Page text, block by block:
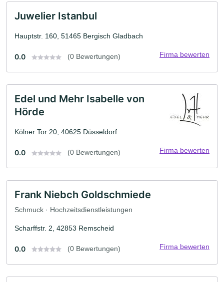
Juwelier Istanbul
Hauptstr. 160, 51465 Bergisch Gladbach
0.0 (0 Bewertungen) Firma bewerten
Edel und Mehr Isabelle von
Hörde
Kölner Tor 20, 40625 Düsseldorf
0.0 (0 Bewertungen) Firma bewerten
Frank Niebch Goldschmiede
Schmuck · Hochzeitsdienstleistungen
Scharffstr. 2, 42853 Remscheid
0.0 (0 Bewertungen) Firma bewerten